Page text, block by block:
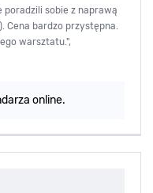
sobie z naprawą
Cena bardzo przystępna.
warsztatu.",
online.